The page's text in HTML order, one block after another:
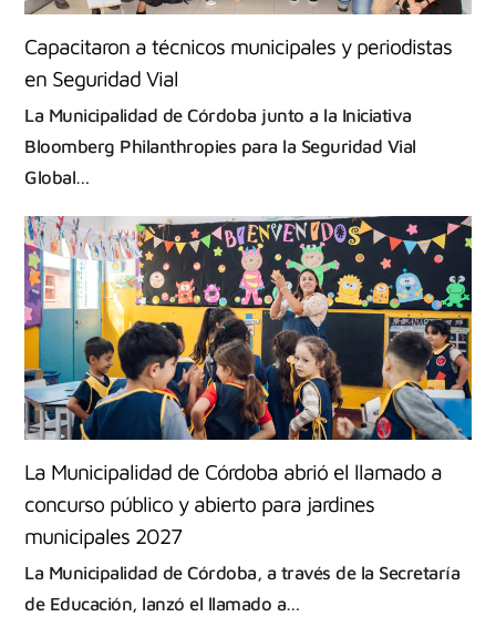
Capacitaron a técnicos municipales y periodistas
en Seguridad Vial
La Municipalidad de Córdoba junto a la Iniciativa
Bloomberg Philanthropies para la Seguridad Vial
Global…
La Municipalidad de Córdoba abrió el llamado a
concurso público y abierto para jardines
municipales 2027
La Municipalidad de Córdoba, a través de la Secretaría
de Educación, lanzó el llamado a…